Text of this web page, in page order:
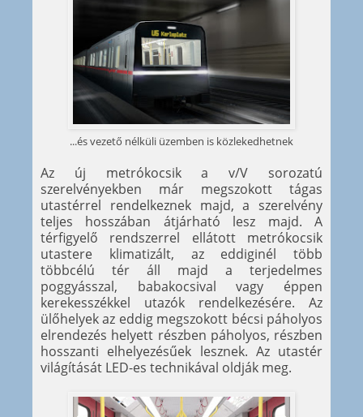
...és vezető nélküli üzemben is közlekedhetnek
Az új metrókocsik a v/V sorozatú
szerelvényekben már megszokott tágas
utastérrel rendelkeznek majd, a szerelvény
teljes hosszában átjárható lesz majd. A
térfigyelő rendszerrel ellátott metrókocsik
utastere klimatizált, az eddiginél több
többcélú tér áll majd a terjedelmes
poggyásszal, babakocsival vagy éppen
kerekesszékkel utazók rendelkezésére. Az
ülőhelyek az eddig megszokott bécsi páholyos
elrendezés helyett részben páholyos, részben
hosszanti elhelyezésűek lesznek. Az utastér
világítását LED-es technikával oldják meg.